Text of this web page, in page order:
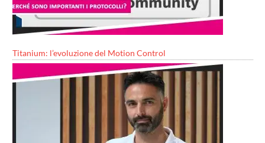
Titanium: l’evoluzione del Motion Control